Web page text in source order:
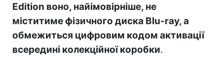
Edition воно, найімовірніше, не
міститиме фізичного диска Blu-ray, а
обмежиться цифровим кодом активації
всередині колекційної коробки.